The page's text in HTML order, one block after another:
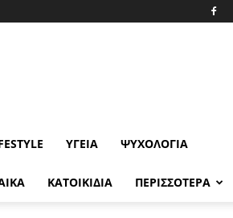
ΥΓΕΊΑ ΨΥΧΟΛΟΓΙΑ
ΚΑΤΟΙΚΙΔΙΑ ΠΕΡΙΣΣΟΤΕΡΑ